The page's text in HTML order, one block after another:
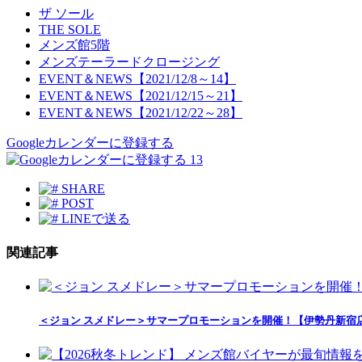
ザ ソール
THE SOLE
メンズ館5階
メンズテーラードクロージング
EVENT＆NEWS【2021/12/8～14】
EVENT＆NEWS【2021/12/15～21】
EVENT＆NEWS【2021/12/22～28】
Googleカレンダーに登録する
13
SHARE
POST
LINEで送る
関連記事
＜ジョン スメドレー＞サマープロモーションを開催！【伊勢丹新宿